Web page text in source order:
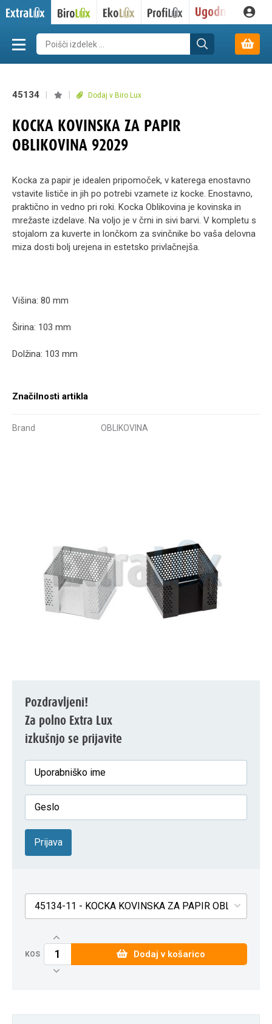
45134 Dodaj v Biro Lux
KOCKA KOVINSKA ZA PAPIR
OBLIKOVINA 92029
Kocka za papir je idealen pripomoček, v katerega enostavno
vstavite lističe in jih po potrebi vzamete iz kocke. Enostavno,
praktično in vedno pri roki. Kocka Oblikovina je kovinska in
mrežaste izdelave. Na voljo je v črni in sivi barvi. V kompletu s
stojalom za kuverte in lončkom za svinčnike bo vaša delovna
miza dosti bolj urejena in estetsko privlačnejša.
Višina: 80 mm
Širina: 103 mm
Dolžina: 103 mm
Značilnosti artikla
Brand OBLIKOVINA
Pozdravljeni!
Za polno Extra Lux
izkušnjo se prijavite
Prijava
45134-11 - KOCKA KOVINSKA ZA PAPIR
KOS Dodaj v košarico